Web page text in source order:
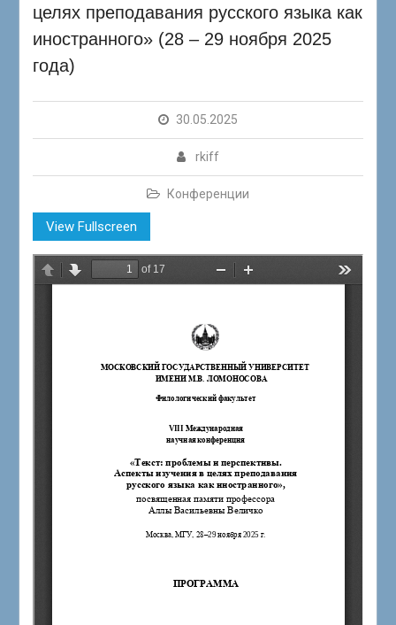
целях преподавания русского языка как
иностранного» (28 – 29 ноября 2025
года)
30.05.2025
rkiff
Конференции
View Fullscreen